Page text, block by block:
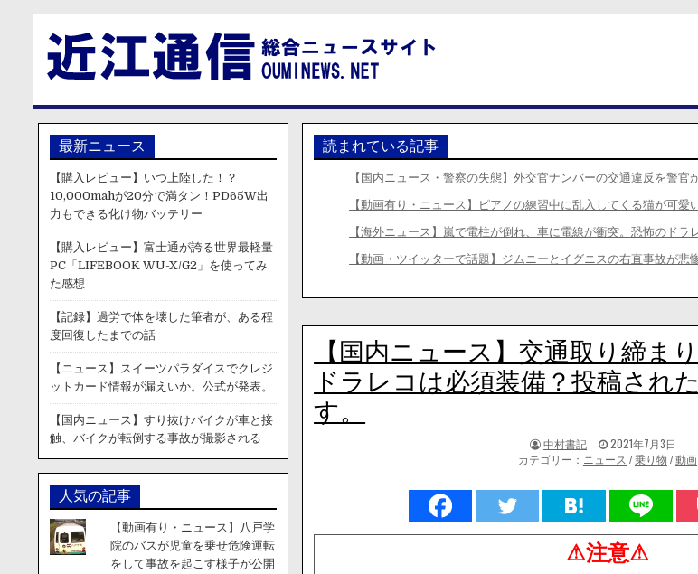
読まれている記事
【国内ニュース・警察の失態】外交官ナンバーの交通違反を警官
【動画有り・ニュース】ピアノの練習中に乱入してくる猫が可愛
【海外ニュース】嵐で電柱が倒れ、車に電線が衝突。恐怖のドラ
【動画・ツイッターで話題】ジムニーとイグニスの右直事故が悲
【国内ニュース】交通取り締ま
ドラレコは必須装備？投稿され
す。
著
者:
中村書記
掲
載
2021年7月3日
カテゴリー： ニュース /乗り物 /動画
⚠注意⚠
最新ニュース
【購入レビュー】いつ上陸した！？
10,000mahが20分で満タン！PD65W出
力もできる化け物バッテリー
【購入レビュー】富士通が誇る世界最軽量
PC「LIFEBOOK WU-X/G2」を使ってみ
た感想
【記録】過労で体を壊した筆者が、ある程
度回復したまでの話
【ニュース】スイーツパラダイスでクレジ
ットカード情報が漏えいか。公式が発表。
【国内ニュース】すり抜けバイクが車と接
触、バイクが転倒する事故が撮影される
人気の記事
【動画有り・ニュース】八戸学
院のバスが児童を乗せ危険運転
をして事故を起こす様子が公開